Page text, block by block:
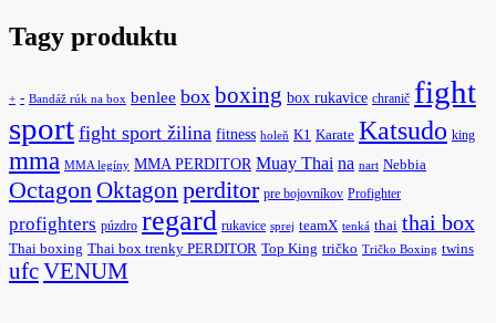
Tagy produktu
+ - Bandáž rúk na box benlee box boxing box rukavice chranič fight
sport fight sport žilina fitness holeň K1 Karate Katsudo king
mma MMA legíny MMA PERDITOR Muay Thai na nart Nebbia
Octagon Oktagon perditor pre bojovníkov Profighter
profighters púzdro regard rukavice sprej teamX tenká thai thai box
Thai boxing Thai box trenky PERDITOR Top King tričko Tričko Boxing twins
ufcVENUM